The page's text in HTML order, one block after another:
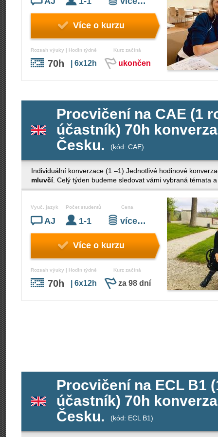
Více o kurzu
Rozsah výuky | Hodin týdně
70h | 6x12h
Kurz začíná
ukončen
Procvičení na CAE (1
účastník) 70h
Česku.
(kód: CAE)
Individuální konverzace (1 –1) Jednotlivé hodinové
mluvčí. Celý týden budeme sledovat vámi vybraná témata
Vyuč. jazyk
AJ
Počet studentů
1-1
Cena
více…
Více o kurzu
Rozsah výuky | Hodin týdně
70h | 6x12h
Kurz začíná
za 98 dní
Procvičení na ECL B1
účastník) 70h
Česku.
(kód: ECL B1)